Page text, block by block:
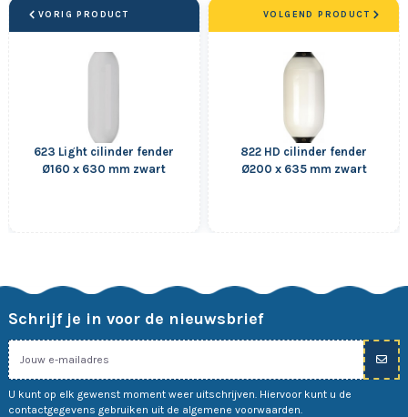
VORIG PRODUCT
623 Light cilinder fender
Ø160 x 630 mm zwart
822 HD cilinder fender
Ø200 x 635 mm zwart
VOLGEND PRODUCT
Schrijf je in voor de nieuwsbrief
U kunt op elk gewenst moment weer uitschrijven. Hiervoor kunt u de
contactgegevens gebruiken uit de algemene voorwaarden.